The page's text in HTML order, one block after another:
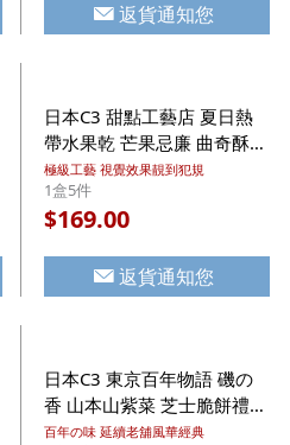
返貨通知您
日本C3 甜點工藝店 夏日熱
帶水果乾 芒果忌廉 曲奇酥餅
禮盒 (1盒5件)【市集世界 -
日本市集】
極級工藝 視覺效果靚到犯規
1盒5件
$169.00
返貨通知您
日本C3 東京百年物語 磯の
香 山本山紫菜 芝士脆餅禮盒
(1盒8件)【市集世界 - 日本
百年の味 延續老舖風華經典